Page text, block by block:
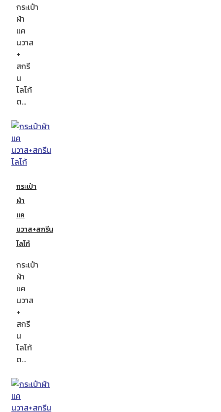
กระเป๋า
ผ้า
แค
นวาส
+
สกรี
น
โลโก้
ต…
กระเป๋า
ผ้า
แค
นวาส+สกรีน
โลโก้
กระเป๋า
ผ้า
แค
นวาส
+
สกรี
น
โลโก้
ต…